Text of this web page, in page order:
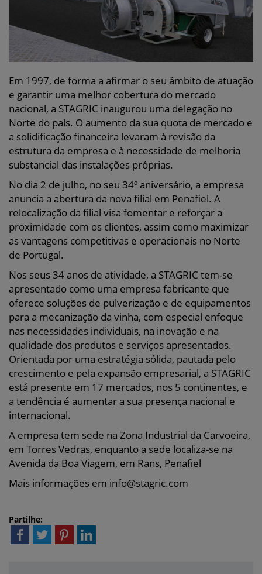
Em 1997, de forma a afirmar o seu âmbito de atuação
e garantir uma melhor cobertura do mercado
nacional, a STAGRIC inaugurou uma delegação no
Norte do país. O aumento da sua quota de mercado e
a solidificação financeira levaram à revisão da
estrutura da empresa e à necessidade de melhoria
substancial das instalações próprias.
No dia 2 de julho, no seu 34º aniversário, a empresa
anuncia a abertura da nova filial em Penafiel. A
relocalização da filial visa fomentar e reforçar a
proximidade com os clientes, assim como maximizar
as vantagens competitivas e operacionais no Norte
de Portugal.
Nos seus 34 anos de atividade, a STAGRIC tem-se
apresentado como uma empresa fabricante que
oferece soluções de pulverização e de equipamentos
para a mecanização da vinha, com especial enfoque
nas necessidades individuais, na inovação e na
qualidade dos produtos e serviços apresentados.
Orientada por uma estratégia sólida, pautada pelo
crescimento e pela expansão empresarial, a STAGRIC
está presente em 17 mercados, nos 5 continentes, e
a tendência é aumentar a sua presença nacional e
internacional.
A empresa tem sede na Zona Industrial da Carvoeira,
em Torres Vedras, enquanto a sede localiza-se na
Avenida da Boa Viagem, em Rans, Penafiel
Mais informações em info@stagric.com
Partilhe: